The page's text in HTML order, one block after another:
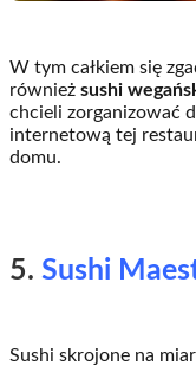
W tym całkiem się
również sushi
chcieli zorganizować
internetową tej
domu.
5. Sushi
Sushi skrojone na